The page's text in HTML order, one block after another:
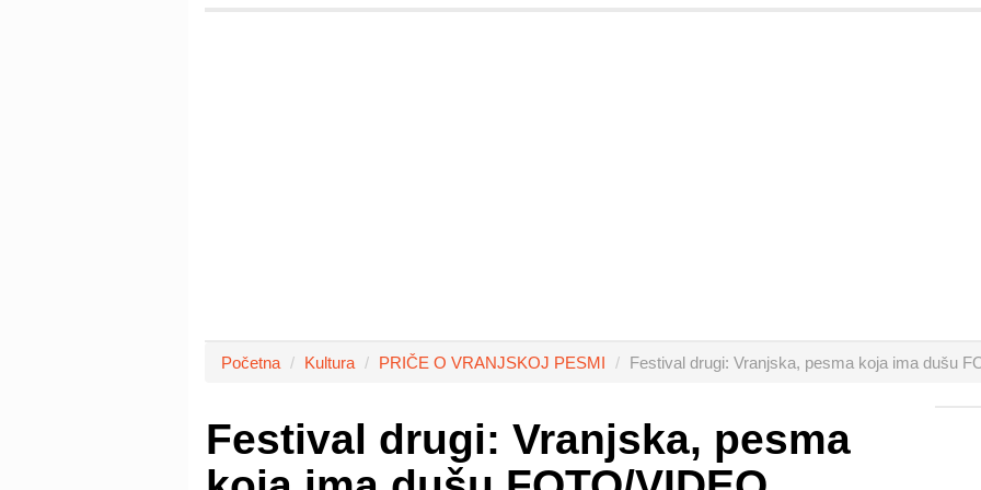
Početna Kultura PRIČE O VRANJSKOJ PESMI Festival drugi: Vranjska, pesma koja ima dušu
Festival drugi: Vranjska, pesma